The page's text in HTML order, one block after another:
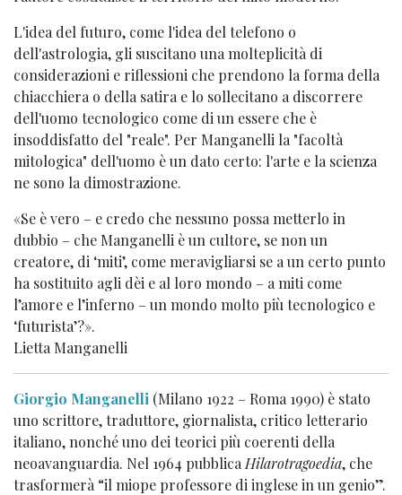
L'idea del futuro, come l'idea del telefono o
dell'astrologia, gli suscitano una molteplicità di
considerazioni e riflessioni che prendono la forma della
chiacchiera o della satira e lo sollecitano a discorrere
dell'uomo tecnologico come di un essere che è
insoddisfatto del "reale". Per Manganelli la "facoltà
mitologica" dell'uomo è un dato certo: l'arte e la scienza
ne sono la dimostrazione.
«Se è vero – e credo che nessuno possa metterlo in
dubbio – che Manganelli è un cultore, se non un
creatore, di ‘miti’, come meravigliarsi se a un certo punto
ha sostituito agli dèi e al loro mondo – a miti come
l’amore e l’inferno – un mondo molto più tecnologico e
‘futurista’?».
Lietta Manganelli
Giorgio Manganelli (Milano 1922 – Roma 1990) è stato
uno scrittore, traduttore, giornalista, critico letterario
italiano, nonché uno dei teorici più coerenti della
neoavanguardia. Nel 1964 pubblica Hilarotragoedia, che
trasformerà “il miope professore di inglese in un genio”.